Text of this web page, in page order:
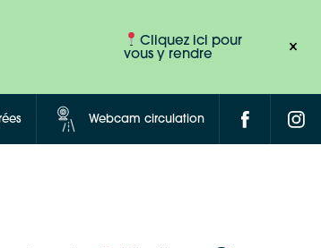
Cliquez ici pour
vous y rendre
Webcam circulation